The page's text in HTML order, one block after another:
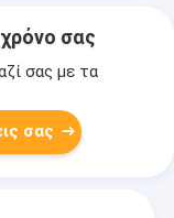
σας
σας με τα
σας